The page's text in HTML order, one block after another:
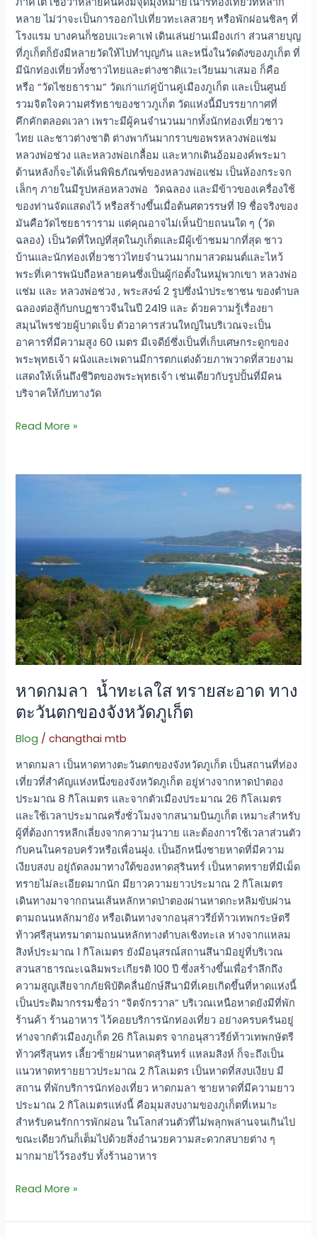
หลาย ไม่ว่าจะเป็นการออกไปเที่ยวทะเลสวยๆ หรือพักผ่อนชิลๆ ที่
โรงแรม บางคนก็ชอบแวะคาเฟ่ เดินเล่นย่านเมืองเก่า ส่วนสายบุญ
ที่ภูเก็ตก็ยังมีหลายวัดให้ไปทำบุญกัน และหนึ่งในวัดดังของภูเก็ต ที่
มีนักท่องเที่ยวทั้งชาวไทยและต่างชาติแวะเวียนมาเสมอ ก็คือ
หรือ “วัดไชยธาราม” วัดเก่าแก่คู่บ้านคู่เมืองภูเก็ต และเป็นศูนย์
รวมจิตใจความศรัทธาของชาวภูเก็ต วัดแห่งนี้มีบรรยากาศที่
คึกคักตลอดเวลา เพราะมีผู้คนจำนวนมากทั้งนักท่องเที่ยวชาว
ไทย และชาวต่างชาติ ต่างพากันมากราบขอพรหลวงพ่อแช่ม
หลวงพ่อช่วง และหลวงพ่อเกลื้อม และหากเดินอ้อมองค์พระมา
ด้านหลังก็จะได้เห็นพิพิธภัณฑ์ของหลวงพ่อแช่ม เป็นห้องกระจก
เล็กๆ ภายในมีรูปหล่อหลวงพ่อ วัดฉลอง และมีข้าวของเครื่องใช้
ของท่านจัดแสดงไว้ หรือสร้างขึ้นเมื่อต้นศตวรรษที่ 19 ชื่อจริงของ
มันคือวัดไชยธาราราม แต่คุณอาจไม่เห็นป้ายถนนใด ๆ (วัด
ฉลอง) เป็นวัดที่ใหญ่ที่สุดในภูเก็ตและมีผู้เข้าชมมากที่สุด ชาว
บ้านและนักท่องเที่ยวชาวไทยจำนวนมากมาสวดมนต์และไหว้
พระที่เคารพนับถือหลายคนซึ่งเป็นผู้ก่อตั้งในหมู่พวกเขา หลวงพ่อ
แช่ม และ หลวงพ่อช่วง , พระสงฆ์ 2 รูปซึ่งนำประชาชน ของตำบล
ฉลองต่อสู้กับกบฏชาวจีนในปี 2419 และ ด้วยความรู้เรื่องยา
สมุนไพรช่วยผู้บาดเจ็บ ตัวอาคารส่วนใหญ่ในบริเวณจะเป็น
อาคารที่มีความสูง 60 เมตร มีเจดีย์ซึ่งเป็นที่เก็บเศษกระดูกของ
พระพุทธเจ้า ผนังและเพดานมีการตกแต่งด้วยภาพวาดที่สวยงาม
แสดงให้เห็นถึงชีวิตของพระพุทธเจ้า เช่นเดียวกับรูปปั้นที่มีคน
บริจาคให้กับทางวัด
Read More »
หาดกมลา น้ำทะเลใส ทรายสะอาด ทาง
ตะวันตกของจังหวัดภูเก็ต
Blog /changthai mtb
หาดกมลา เป็นหาดทางตะวันตกของจังหวัดภูเก็ต เป็นสถานที่ท่อง
เที่ยวที่สำคัญแห่งหนึ่งของจังหวัดภูเก็ต อยู่ห่างจากหาดป่าตอง
ประมาณ 8 กิโลเมตร และจากตัวเมืองประมาณ 26 กิโลเมตร
และใช้เวลาประมาณครึ่งชั่วโมงจากสนามบินภูเก็ต เหมาะสำหรับ
ผู้ที่ต้องการหลีกเลี่ยงจากความวุ่นวาย และต้องการใช้เวลาส่วนตัว
กับคนในครอบครัวหรือเพื่อนฝูง. เป็นอีกหนึ่งชายหาดที่มีความ
เงียบสงบ อยู่ถัดลงมาทางใต้ของหาดสุรินทร์ เป็นหาดทรายที่มีเม็ด
ทรายไม่ละเอียดมากนัก มียาวความยาวประมาณ 2 กิโลเมตร
เดินทางมาจากถนนเส้นหลักหาดป่าตองผ่านหาดกะหลิมขับผ่าน
ตามถนนหลักมายัง หรือเดินทางจากอนุสาวรีย์ท้าวเทพกระษัตรี
ท้าวศรีสุนทรมาตามถนนหลักทางตำบลเชิงทะเล ห่างจากแหลม
สิงห์ประมาณ 1 กิโลเมตร ยังมีอนุสรณ์สถานสึนามิอยู่ที่บริเวณ
สวนสาธารณะเฉลิมพระเกียรติ 100 ปี ซึ่งสร้างขึ้นเพื่อรำลึกถึง
ความสูญเสียจากภัยพิบัติคลื่นยักษ์สึนามิที่เคยเกิดขึ้นที่หาดแห่งนี้
เป็นประติมากรรมชื่อว่า “จิตจักรวาล” บริเวณเหนือหาดยังมีที่พัก
ร้านค้า ร้านอาหาร ไว้คอยบริการนักท่องเที่ยว อย่างครบครันอยู่
ห่างจากตัวเมืองภูเก็ต 26 กิโลเมตร จากอนุสาวรีย์ท้าวเทพกษัตรี
ท้าวศรีสุนทร เลี้ยวซ้ายผ่านหาดสุรินทร์ แหลมสิงห์ ก็จะถึงเป็น
แนวหาดทรายยาวประมาณ 2 กิโลเมตร เป็นหาดที่สงบเงียบ มี
สถาน ที่พักบริการนักท่องเที่ยว หาดกมลา ชายหาดที่มีความยาว
ประมาณ 2 กิโลเมตรแห่งนี้ คือมุมสงบงามของภูเก็ตที่เหมาะ
สำหรับคนรักการพักผ่อน ในโลกส่วนตัวที่ไม่พลุกพล่านจนเกินไป
ขณะเดียวกันก็เต็มไปด้วยสิ่งอำนวยความสะดวกสบายต่าง ๆ
มากมายไว้รองรับ ทั้งร้านอาหาร
ทราย
สะอาด ทาง
ตะวัน
ตก
ของ
จังหวัด
ภูเก็ต
Read More »